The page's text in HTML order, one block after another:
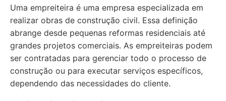
Uma empreiteira é uma empresa especializada em
realizar obras de construção civil. Essa definição
abrange desde pequenas reformas residenciais até
grandes projetos comerciais. As empreiteiras podem
ser contratadas para gerenciar todo o processo de
construção ou para executar serviços específicos,
dependendo das necessidades do cliente.